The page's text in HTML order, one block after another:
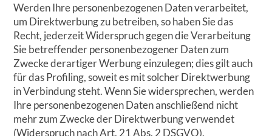
Werden Ihre personenbezogenen Daten verarbeitet,
um Direktwerbung zu betreiben, so haben Sie das
Recht, jederzeit Widerspruch gegen die Verarbeitung
Sie betreffender personenbezogener Daten zum
Zwecke derartiger Werbung einzulegen; dies gilt auch
für das Profiling, soweit es mit solcher Direktwerbung
in Verbindung steht. Wenn Sie widersprechen, werden
Ihre personenbezogenen Daten anschließend nicht
mehr zum Zwecke der Direktwerbung verwendet
(Widerspruch nach Art. 21 Abs. 2 DSGVO).